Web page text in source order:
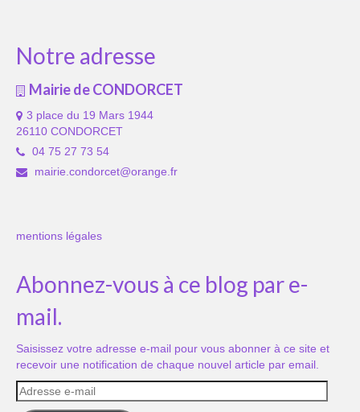
Notre adresse
Mairie de CONDORCET
3 place du 19 Mars 1944
26110 CONDORCET
04 75 27 73 54
mairie.condorcet@orange.fr
mentions légales
Abonnez-vous à ce blog par e-
mail.
Saisissez votre adresse e-mail pour vous abonner à ce site et
recevoir une notification de chaque nouvel article par email.
Adresse
e-